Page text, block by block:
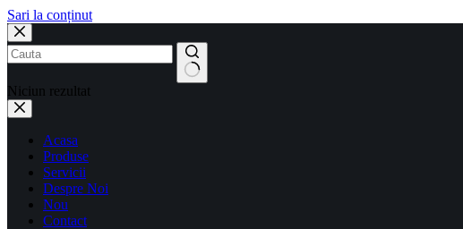
Sari la conținut
Niciun rezultat
Acasa
Produse
Servicii
Despre Noi
Nou
Contact